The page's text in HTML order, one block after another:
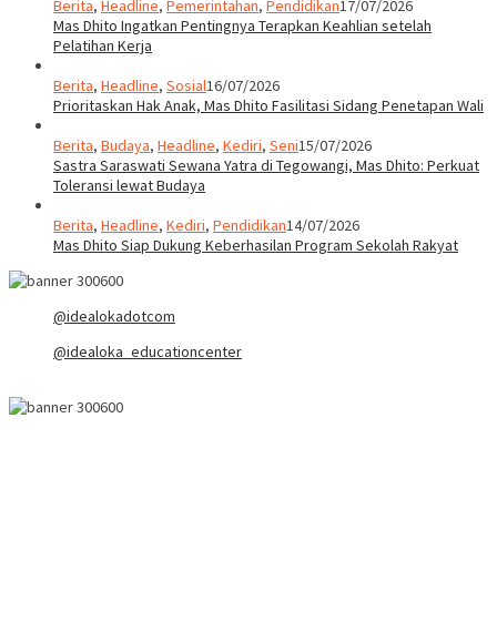
Berita, Headline, Pemerintahan, Pendidikan17/07/2026
Mas Dhito Ingatkan Pentingnya Terapkan Keahlian setelah
Pelatihan Kerja
Berita, Headline, Sosial16/07/2026
Prioritaskan Hak Anak, Mas Dhito Fasilitasi Sidang Penetapan Wali
Berita, Budaya, Headline, Kediri, Seni15/07/2026
Sastra Saraswati Sewana Yatra di Tegowangi, Mas Dhito: Perkuat
Toleransi lewat Budaya
Berita, Headline, Kediri, Pendidikan14/07/2026
Mas Dhito Siap Dukung Keberhasilan Program Sekolah Rakyat
@idealokadotcom
@idealoka_educationcenter